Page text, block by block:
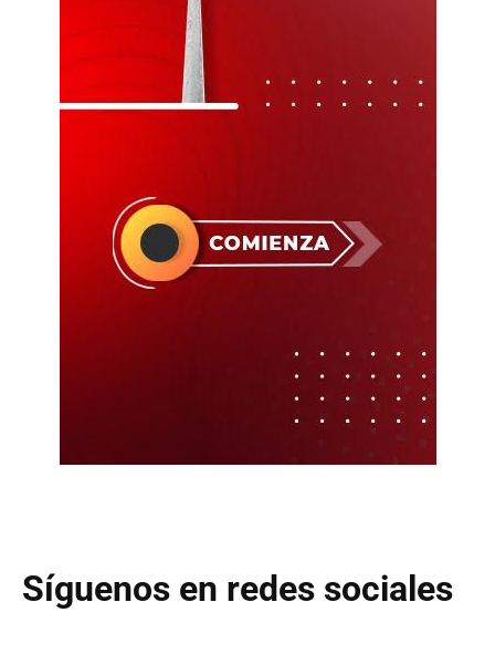
Síguenos en redes sociales